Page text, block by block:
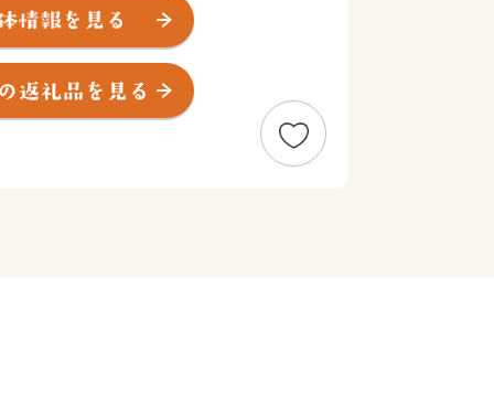
工場」もあり、鉄道好きの方にもに
摂津優品（せっつすぐれもん）」と
活かした商品がたくさんあります。